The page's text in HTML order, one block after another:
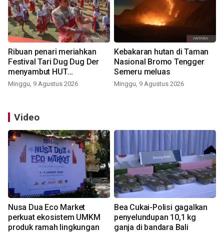
Ribuan penari meriahkan
Festival Tari Dug Dug Der
menyambut HUT
Kemerdekaan
Minggu, 9 Agustus 2026
Kebakaran hutan di Taman
Nasional Bromo Tengger
Semeru meluas
Minggu, 9 Agustus 2026
Video
Nusa Dua Eco Market
perkuat ekosistem UMKM
produk ramah lingkungan
Bea Cukai-Polisi gagalkan
penyelundupan 10,1 kg
ganja di bandara Bali